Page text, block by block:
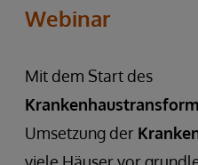
Webinar
Mit dem Start des
Umsetzung der